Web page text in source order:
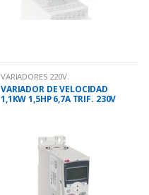
VARIADORES 220V.
VARIADOR DE VELOCIDAD
1,1KW 1,5HP 6,7A TRIF. 230V